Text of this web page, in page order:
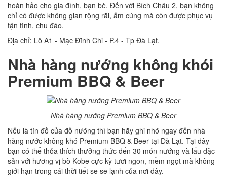
hoàn hảo cho gia đình, bạn bè. Đến với Bích Châu 2, bạn không
chỉ có được không gian rộng rãi, ấm cúng mà còn được phục vụ
tận tình, chu đáo.
Địa chỉ: Lô A1 - Mạc Đĩnh Chi - P.4 - Tp Đà Lạt.
Nhà hàng nướng không khói
Premium BBQ & Beer
Nhà hàng nướng Premium BBQ & Beer
Nếu là tín đồ của đồ nướng thì bạn hãy ghi nhớ ngay đến nhà
hàng nước không khó Premium BBQ & Beer tại Đà Lạt. Tại đây
bạn có thể thỏa thích thưởng thức đến 30 món nướng và lẩu đặc
sản với hương vị bò Kobe cực kỳ tươi ngon, mềm ngọt mà không
giới hạn trong cái thời tiết se se lạnh của nơi đây.